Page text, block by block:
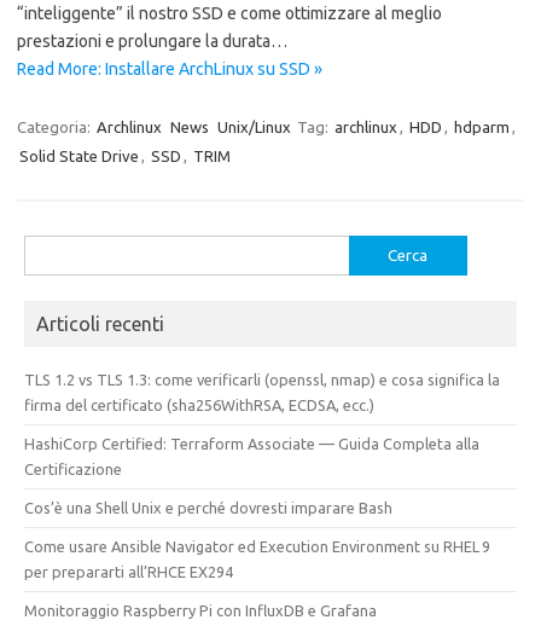
“inteliggente” il nostro SSD e come ottimizzare al meglio
prestazioni e prolungare la durata…
Read More: Installare ArchLinux su SSD »
Categoria: Archlinux News Unix/Linux Tag: archlinux , HDD , hdparm ,
Solid State Drive , SSD , TRIM
per:
Articoli recenti
TLS 1.2 vs TLS 1.3: come verificarli (openssl, nmap) e cosa significa la
firma del certificato (sha256WithRSA, ECDSA, ecc.)
HashiCorp Certified: Terraform Associate — Guida Completa alla
Certificazione
Cos’è una Shell Unix e perché dovresti imparare Bash
Come usare Ansible Navigator ed Execution Environment su RHEL 9
per prepararti all’RHCE EX294
Monitoraggio Raspberry Pi con InfluxDB e Grafana